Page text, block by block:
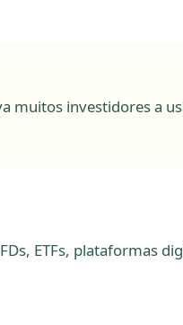
muitos investidores a
ETFs, plataformas